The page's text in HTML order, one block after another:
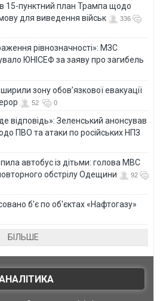
15-пунктний план Трампа щодо
для виведення військ
336
рівнозначності»: МЗС
ЮНІСЕФ за заяву про загибель
зону обов’язкової евакуації
52 0
відповідь»: Зеленський анонсував
ПВО та атаки по російських НПЗ
автобус із дітьми: голова МВС
обстрілу Одещини
92
б'є по об'єктах «Нафтогазу»
БІЛЬШЕ